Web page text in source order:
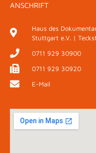
ANSCHRIFT
Haus des
Stuttgart e.V. |
0711 929 30900
0711 929 30920
E-Mail